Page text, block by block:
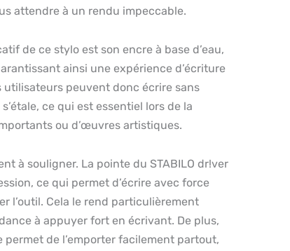
attendre à un rendu impeccable.
de ce stylo est son encre à base d’eau,
ainsi une expérience d’écriture
utilisateurs peuvent donc écrire sans
ce qui est essentiel lors de la
ou d’œuvres artistiques.
à souligner. La pointe du STABILO dr!ver
ce qui permet d’écrire avec force
l’outil. Cela le rend particulièrement
à appuyer fort en écrivant. De plus,
permet de l’emporter facilement partout,